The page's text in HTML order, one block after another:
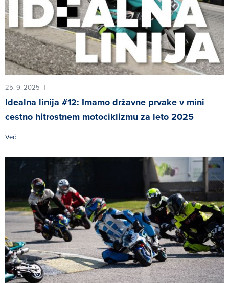
25. 9. 2025 |
Idealna linija #12: Imamo državne prvake v mini
cestno hitrostnem motociklizmu za leto 2025
Več